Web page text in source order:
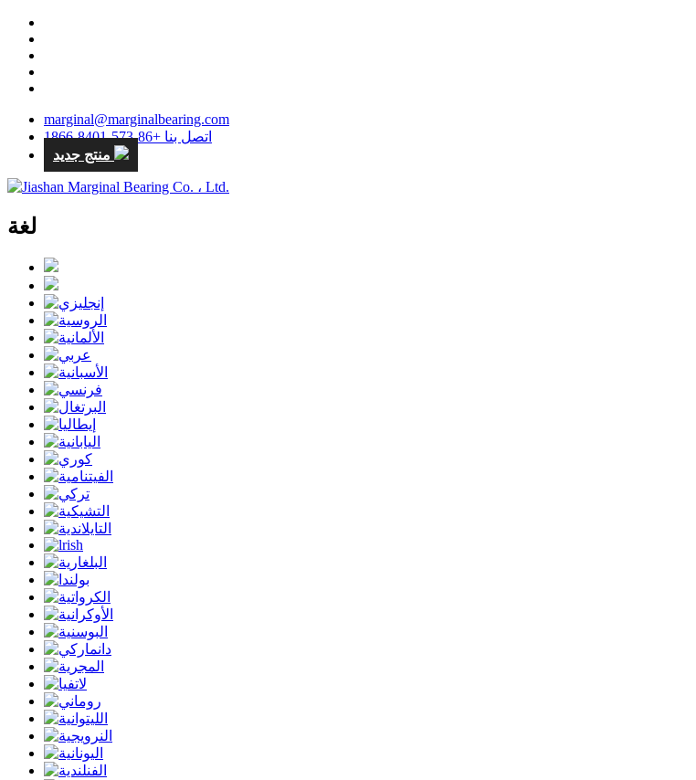
marginal@marginalbearing.com
اتصل بنا +86-573-8401-1866
لغة